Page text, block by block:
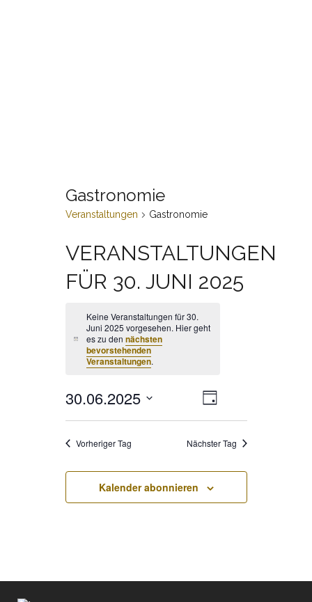
Gastronomie
Veranstaltungen Gastronomie
VERANSTALTUNGEN
FÜR 30. JUNI 2025
Hinweis
Keine Veranstaltungen für 30.
Juni 2025 vorgesehen. Hier geht
es zu den nächsten
bevorstehenden
Veranstaltungen.
Veranstaltung
Ansichten-
Navigation
Tag
30.06.2025
Datum
Vorheriger Tag Nächster Tag
Kalender abonnieren